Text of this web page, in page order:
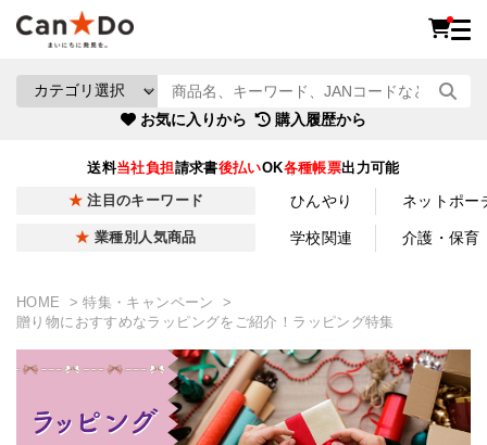
お気に入りから 購入履歴から
送料当社負担請求書後払いOK各種帳票出力可能
注目のキーワード ひんやり ネットポー
業種別人気商品 学校関連 介護・保育
HOME
特集・キャンペーン
贈り物におすすめなラッピングをご紹介！ラッピング特集